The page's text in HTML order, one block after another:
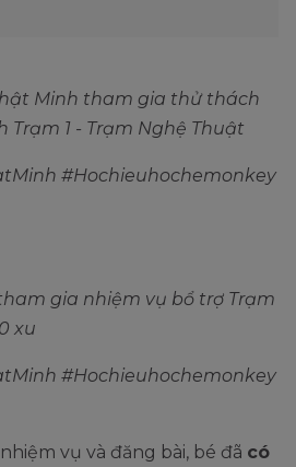
Minh tham gia thử thách
Trạm 1 - Trạm Nghệ Thuật
#Hochieuhochemonkey
gia nhiệm vụ bổ trợ Trạm
xu
#Hochieuhochemonkey
vụ và đăng bài, bé đã có